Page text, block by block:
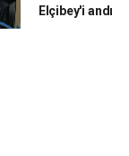
Elçibey'i andı